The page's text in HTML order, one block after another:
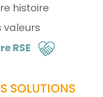
histoire
valeurs
RSE
SOLUTIONS